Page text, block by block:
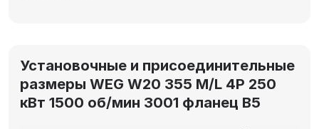
Установочные и присоединительные
размеры WEG W20 355 M/L 4P 250
кВт 1500 об/мин 3001 фланец В5